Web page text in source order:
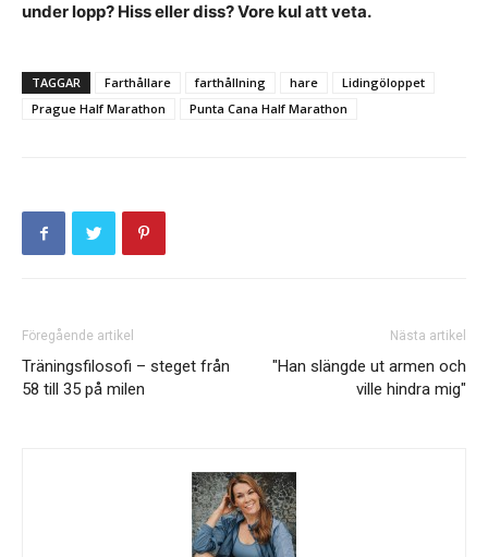
under lopp? Hiss eller diss? Vore kul att veta.
TAGGAR Farthållare farthållning hare
Lidingöloppet
Prague Half Marathon
Punta Cana Half Marathon
Föregående artikel
Träningsfilosofi – steget från
58 till 35 på milen
Nästa artikel
"Han slängde ut armen och
ville hindra mig"